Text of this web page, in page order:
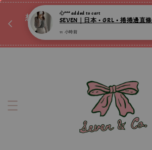
想訂製屬於自己的『水晶手鍊』嗎
📣Instagram 這邊按下
11 小時前